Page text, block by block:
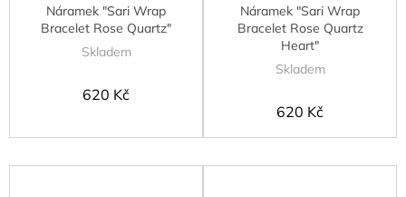
Náramek "Sari Wrap
Bracelet Rose Quartz"
Skladem
620 Kč
Náramek "Sari Wrap
Bracelet Rose Quartz
Heart"
Skladem
620 Kč